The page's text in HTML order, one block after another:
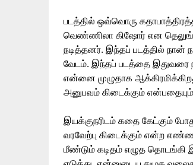
படத்தில் ஒவ்வொரு
வெண்ணிலா கிஷோர் என
நடித்தனர். இந்தப் படத்தில் நான்
வேடம். இந்தப் படத்தை இதுவரை
என்னை முழுதாக
அனுபவம் கிடைக்கும்
இயக்குநரிடம் கதை கேட்கும்
வரவேற்பு கிடைக்கும் என்ற
மீண்டும் கடிதம் எழுத தொடங்கி